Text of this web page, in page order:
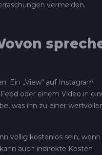
vermeiden.
Ein „View“ auf Instagram
oder einem Video in
was ihn zu einer
völlig kostenlos sein,
auch indirekte Kosten